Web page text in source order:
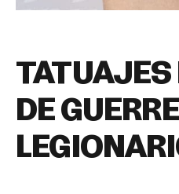
TATUAJES
DE